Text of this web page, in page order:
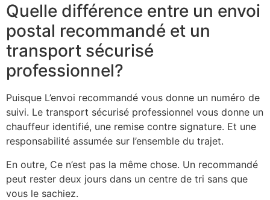
Quelle différence entre un envoi
postal recommandé et un
transport sécurisé
professionnel?
Puisque L’envoi recommandé vous donne un numéro de
suivi. Le transport sécurisé professionnel vous donne un
chauffeur identifié, une remise contre signature. Et une
responsabilité assumée sur l’ensemble du trajet.
En outre, Ce n’est pas la même chose. Un recommandé
peut rester deux jours dans un centre de tri sans que
vous le sachiez.